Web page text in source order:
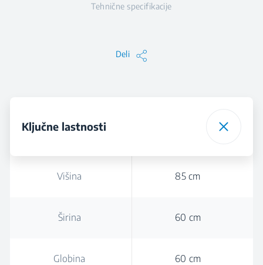
Tehnične specifikacije
Deli
Ključne lastnosti
Višina 85 cm
Širina 60 cm
Globina 60 cm